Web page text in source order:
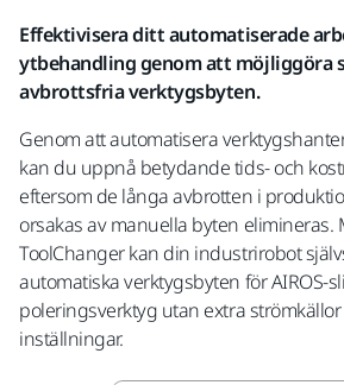
Effektivisera ditt automatiserade
ytbehandling genom att möjliggöra
avbrottsfria verktygsbyten.
Genom att automatisera
kan du uppnå betydande tids- och
eftersom de långa avbrotten i
orsakas av manuella byten elimineras.
ToolChanger kan din industrirobot
automatiska verktygsbyten för AIROS-
poleringsverktyg utan extra
inställningar.